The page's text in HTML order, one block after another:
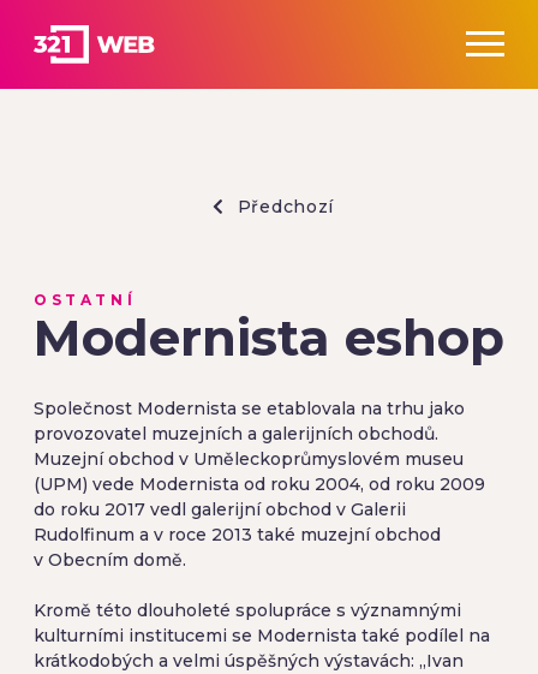
Předchozí
OSTATNÍ
Modernista eshop
Společnost Modernista se etablovala na trhu jako
provozovatel muzejních a galerijních obchodů.
Muzejní obchod v Uměleckoprůmyslovém museu
(UPM) vede Modernista od roku 2004, od roku 2009
do roku 2017 vedl galerijní obchod v Galerii
Rudolfinum a v roce 2013 také muzejní obchod
v Obecním domě.
Kromě této dlouholeté spolupráce s významnými
kulturními institucemi se Modernista také podílel na
krátkodobých a velmi úspěšných výstavách: „Ivan